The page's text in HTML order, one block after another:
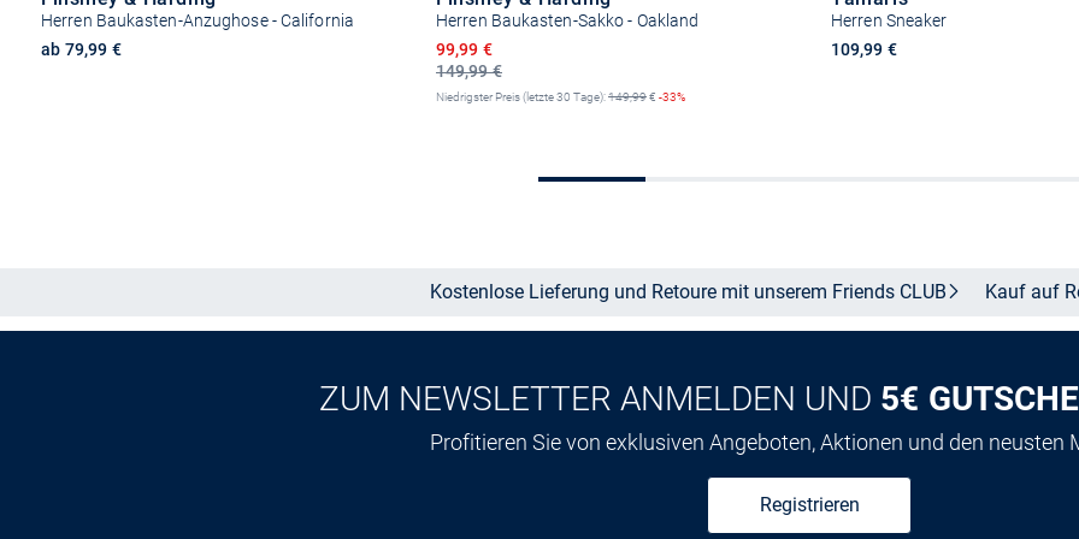
Herren Baukasten-Anzughose - California
ab 79,99 €
Herren Baukasten-Sakko - Oakland
149,99 €
Ermäßigter Preis
99,99 €
Niedrigster Preis (letzte 30 Tage):149,99€ -33%
Herren Sneaker
109,99 €
Kostenlose Lieferung und Retoure mit unserem Friends CLUB Kauf auf
ZUM NEWSLETTER ANMELDEN UND 5€
Profitieren Sie von exklusiven Angeboten, Aktionen und den neusten
Registrieren